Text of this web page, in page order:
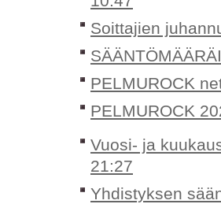
Soittajien
PELMUROCK
PELMUROCK
Vuosi- ja
21:27
Yhdistyksen